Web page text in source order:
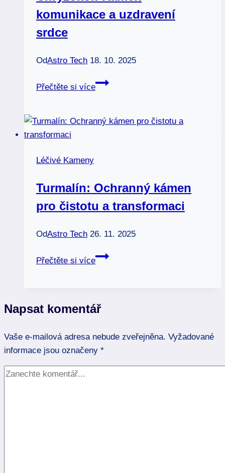
komunikace a uzdravení
srdce
OdAstro Tech 18. 10. 2025
Přečtěte si více
Chryzokol:
a
Léčivé Kameny
Turmalín: Ochranný kámen
pro čistotu a transformaci
OdAstro Tech 26. 11. 2025
Přečtěte si více
Turmalín:
čistotu
transformaci
Napsat komentář
Vaše e-mailová adresa nebude zveřejněna. Vyžadované
informace jsou označeny *